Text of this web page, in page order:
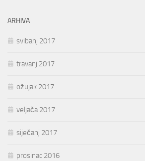
ARHIVA
svibanj 2017
travanj 2017
ožujak 2017
veljača 2017
siječanj 2017
prosinac 2016